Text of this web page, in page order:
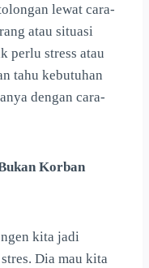
lewat cara-
atau situasi
perlu stress atau
tahu kebutuhan
dengan cara-
Korban
kita jadi
Dia mau kita